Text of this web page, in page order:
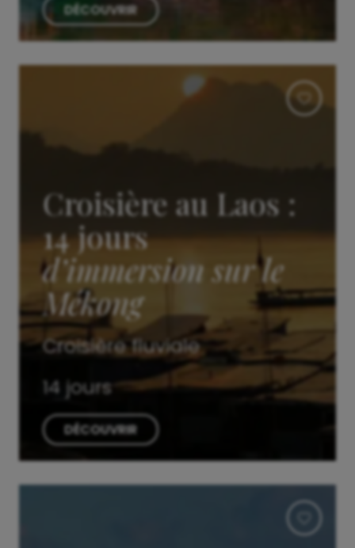
DÉCOUVRIR
Croisière au Laos :
14 jours
d’immersion sur le
Mékong
Croisière fluviale
14 jours
DÉCOUVRIR